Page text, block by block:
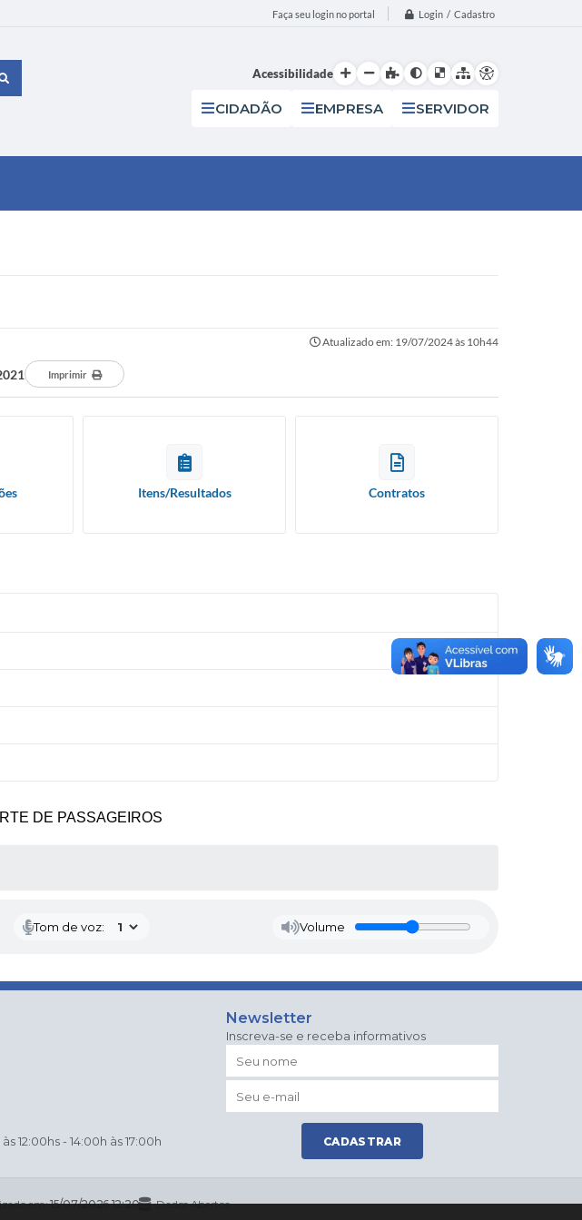
Faça seu login no portal Login / Cadastro
Acessibilidade
CIDADÃO EMPRESA SERVIDOR
Atualizado em: 19/07/2024 às 10h44
Imprimir
Itens/Resultados Contratos
DE PASSAGEIROS
Tom de voz: Volume
12:00hs - 14:00h às 17:00h
Newsletter
Inscreva-se e receba informativos
CADASTRAR
em:15/07/2026 12:20 Dados Abertos